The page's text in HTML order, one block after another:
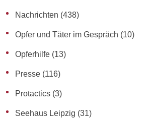
Nachrichten (438)
Opfer und Täter im Gespräch (10)
Opferhilfe (13)
Presse (116)
Protactics (3)
Seehaus Leipzig (31)